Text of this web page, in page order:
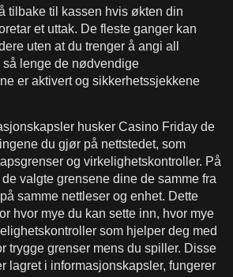
tilbake til kassen hvis økten din
et uttak. De fleste ganger kan
uten at du trenger å angi all
så lenge de nødvendige
er aktivert og sikkerhetssjekkene
husker Casino Friday de
du gjør på nettstedet, som
og virkelighetskontroller. På
valgte grensene dine de samme fra
samme nettleser og enhet. Dette
hvor mye du kan sette inn, hvor mye
som hjelper deg med
trygge grenser mens du spiller. Disse
lagret i informasjonskapsler, fungerer